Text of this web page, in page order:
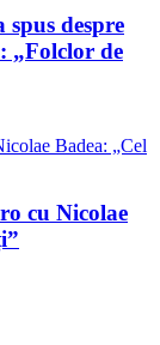
spus despre
„Folclor de
cu Nicolae